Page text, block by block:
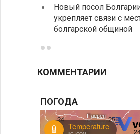
Новый посол
укрепляет связи с
болгарской общиной
КОММЕНТАРИИ
ПОГОДА